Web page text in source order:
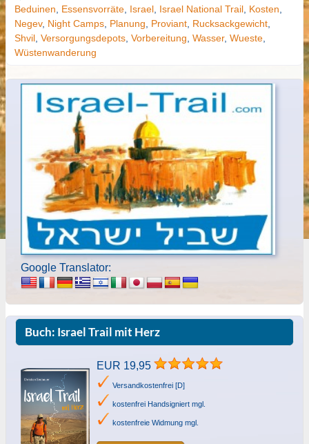
Beduinen
Essensvorräte, Israel, Israel National Trail, Kosten
Negev, Night Camps, Planung Proviant, Rucksackgewicht,
Shvil, Versorgungsdepots, Vorbereitung Wasser, Wueste,
Wüstenwanderung
Google Translator:
Buch: Israel Trail mit Herz
EUR 19,95
Versandkostenfrei [D]
kostenfrei Handsigniert mgl.
kostenfreie Widmung mgl.